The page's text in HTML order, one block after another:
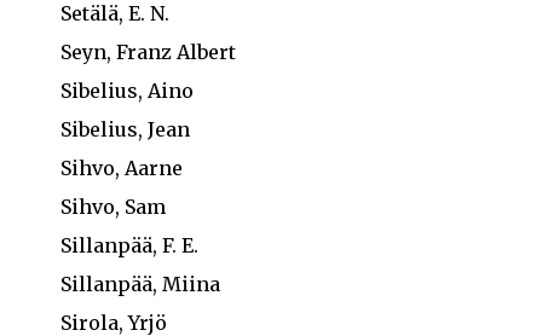
Setälä, E. N.
Seyn, Franz Albert
Sibelius, Aino
Sibelius, Jean
Sihvo, Aarne
Sihvo, Sam
Sillanpää, F. E.
Sillanpää, Miina
Sirola, Yrjö